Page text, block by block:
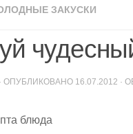
ЗАКУСКИ
· ОПУБЛИКОВАНО 16.07.2012 ·
блюда